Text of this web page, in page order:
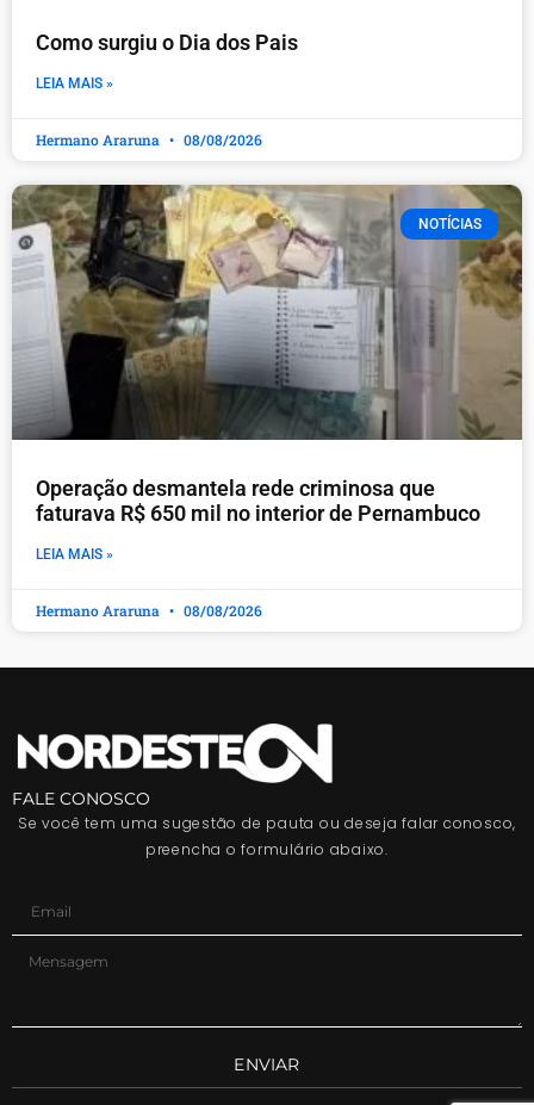
Como surgiu o Dia dos Pais
LEIA MAIS »
Hermano Araruna 08/08/2026
NOTÍCIAS
Operação desmantela rede criminosa que
faturava R$ 650 mil no interior de Pernambuco
LEIA MAIS »
Hermano Araruna 08/08/2026
FALE CONOSCO
Se você tem uma sugestão de pauta ou deseja falar conosco,
preencha o formulário abaixo.
ENVIAR